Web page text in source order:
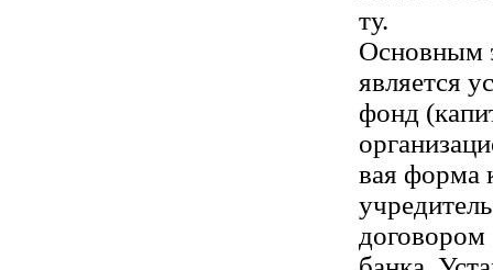
ту.
Основным
является
фонд
вая форма
договором